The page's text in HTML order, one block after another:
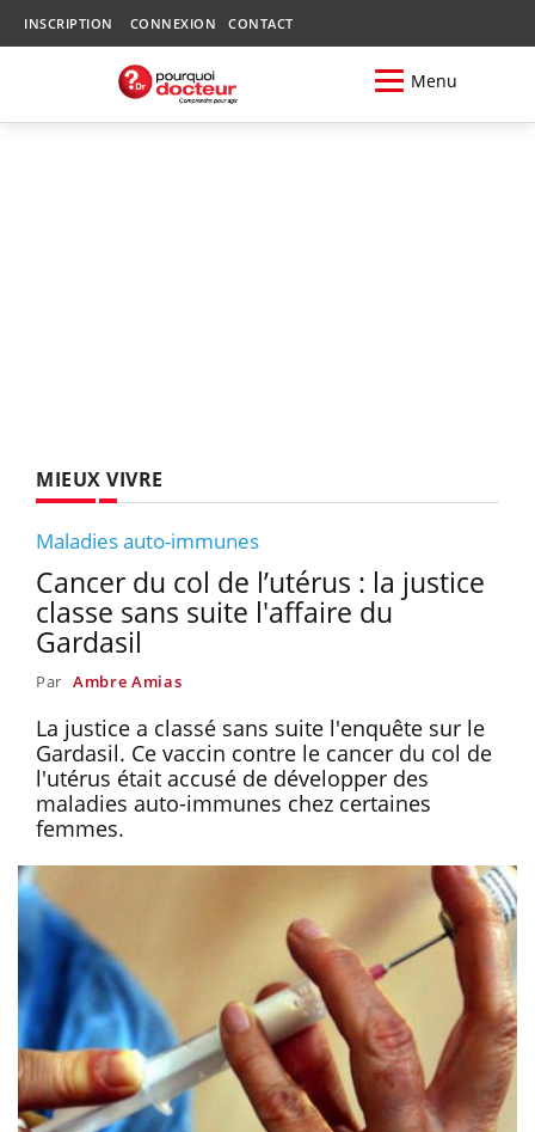
INSCRIPTION CONNEXION CONTACT
Menu
MIEUX VIVRE
Maladies auto-immunes
Cancer du col de l’utérus : la justice
classe sans suite l'affaire du
Gardasil
Par Ambre Amias
La justice a classé sans suite l'enquête sur le
Gardasil. Ce vaccin contre le cancer du col de
l'utérus était accusé de développer des
maladies auto-immunes chez certaines
femmes.